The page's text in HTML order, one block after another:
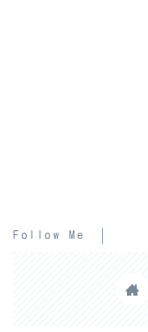
Follow Me